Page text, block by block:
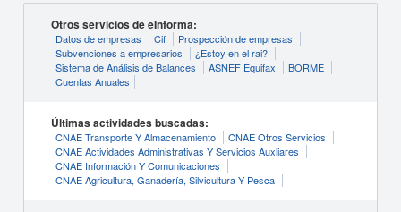
Otros servicios de eInforma:
Datos de empresas Cif
Prospección de empresas
Subvenciones a empresarios
¿Estoy en el rai?
Sistema de Análisis de Balances
ASNEF Equifax
BORME
Cuentas Anuales
Últimas actividades buscadas:
CNAE Transporte Y Almacenamiento
CNAE Otros Servicios
CNAE Actividades Administrativas Y Servicios Auxliares
CNAE Información Y Comunicaciones
CNAE Agricultura, Ganadería, Silvicultura Y Pesca